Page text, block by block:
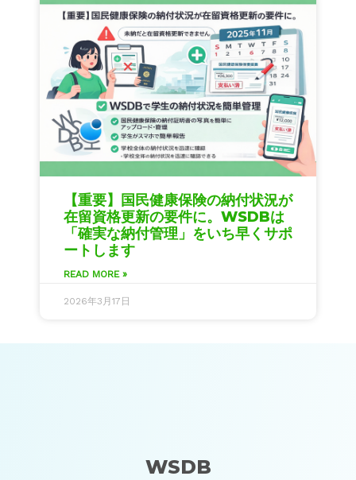
【重要】国民健康保険の納付状況が
在留資格更新の要件に。WSDBは
「確実な納付管理」をいち早くサポ
ートします
READ MORE »
2026年3月17日
WSDB